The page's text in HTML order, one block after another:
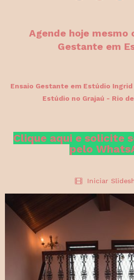
Agende hoje mesmo
Gestante em
Ensaio Gestante em Estúdio Ingrid
Estúdio no Grajaú - Rio
Clique aqui e solicite
pelo
Iniciar